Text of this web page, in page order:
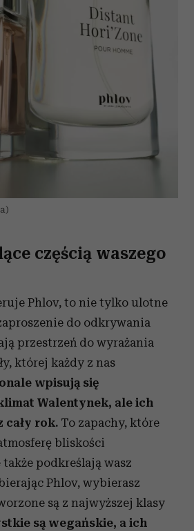
częścią waszego
Phlov, to nie tylko ulotne
do odkrywania
przestrzeń do wyrażania
której każdy z nas
wpisują się
Walentynek, ale ich
cały rok. To zapachy, które
bliskości
także podkreślają wasz
Phlov, wybierasz
są z najwyższej klasy
są wegańskie, a ich